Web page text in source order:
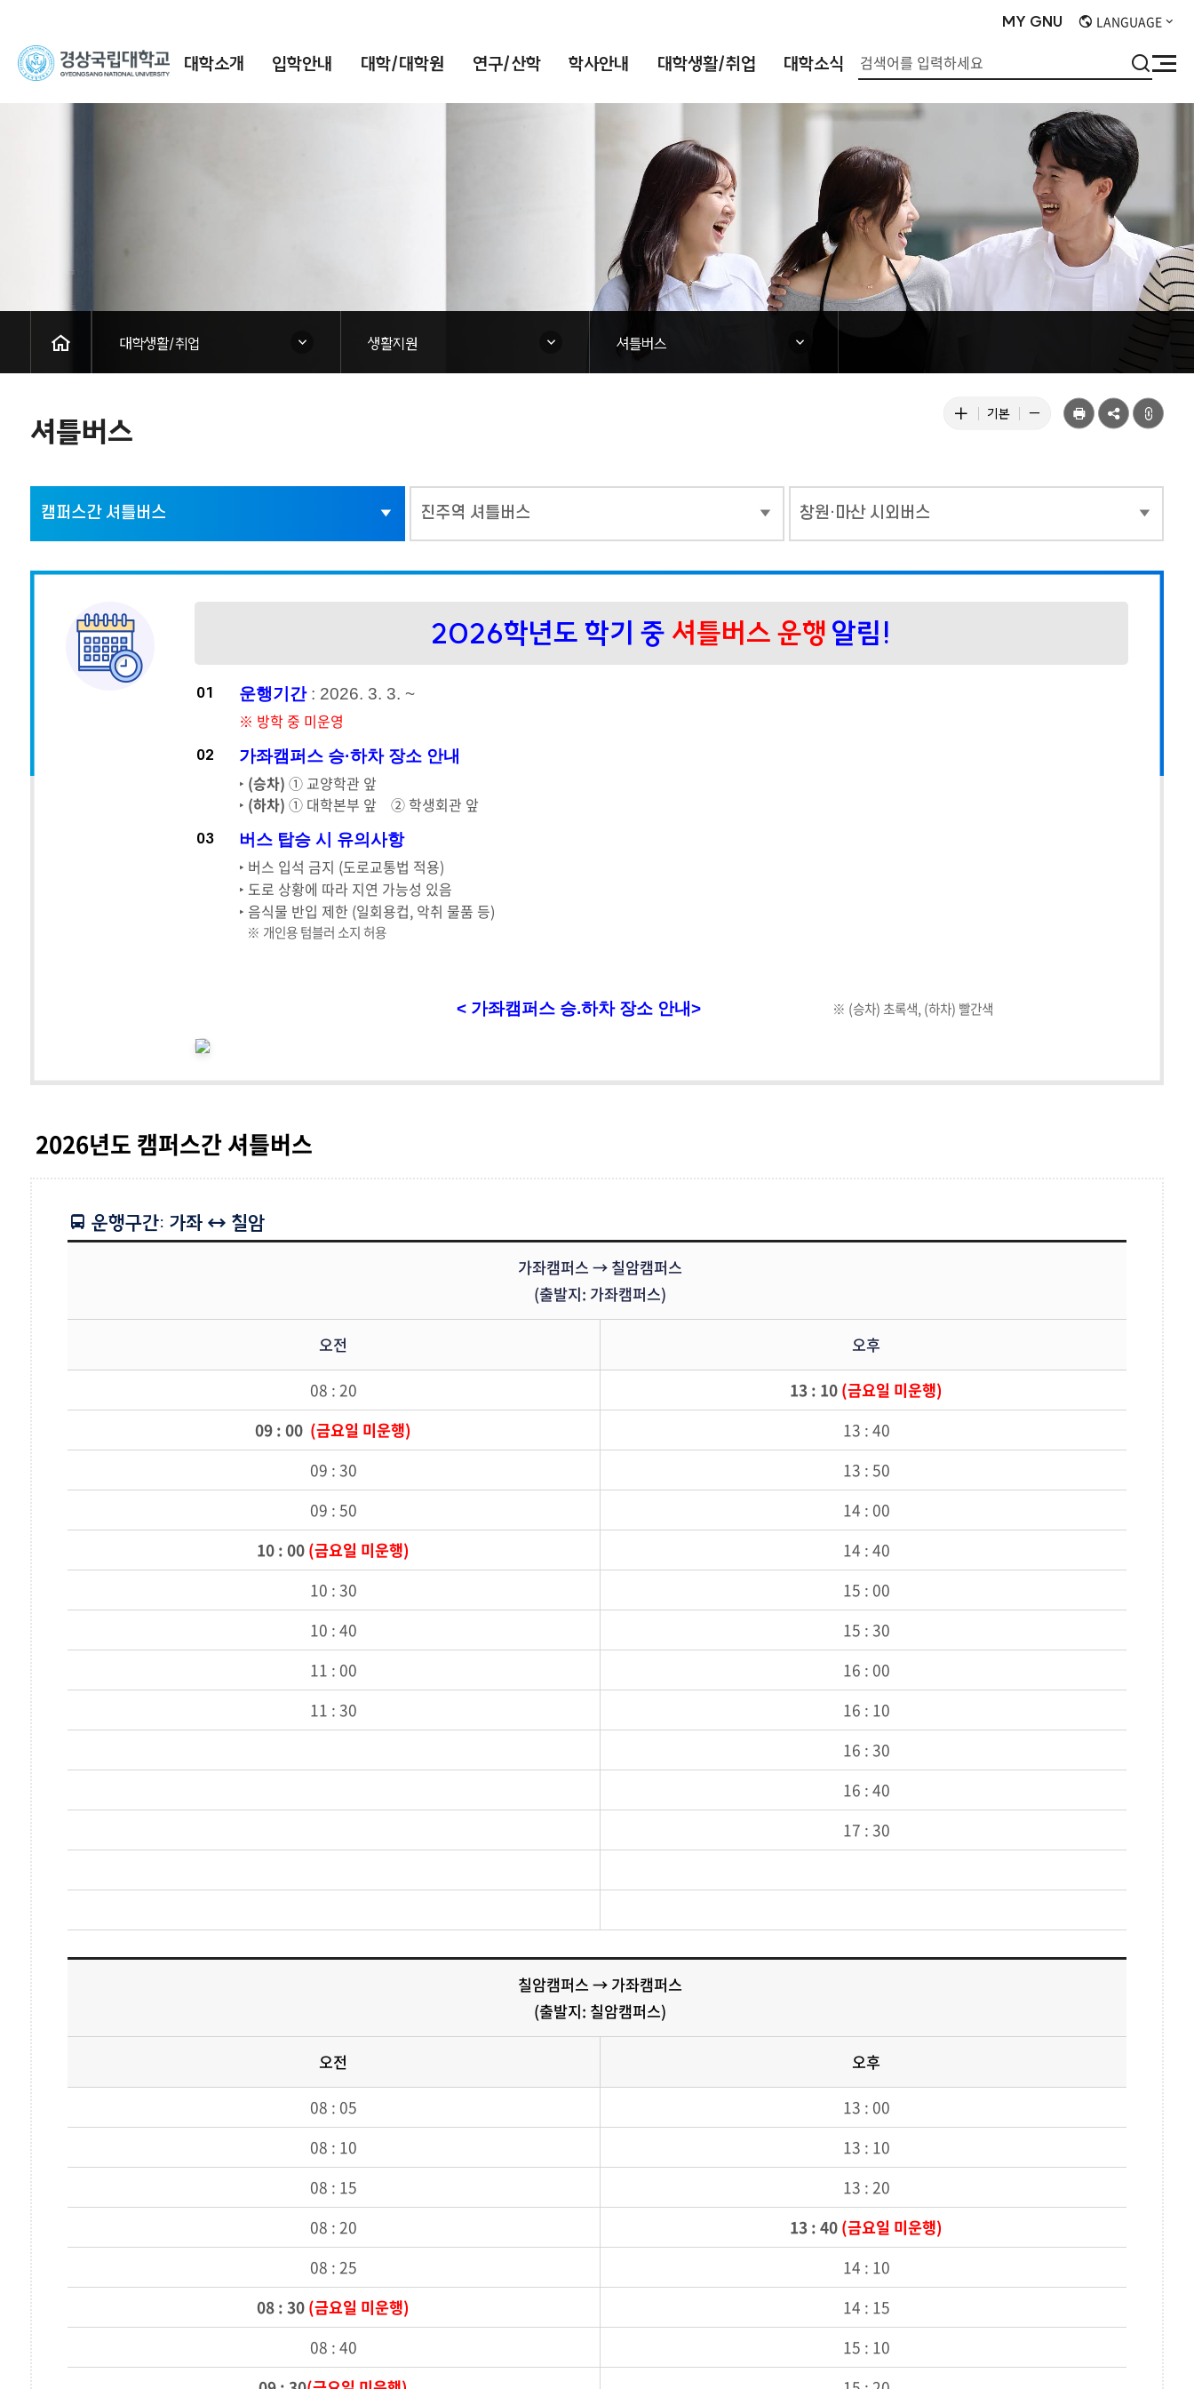
MY GNU LANGUAGE
경
교
대학소개 입학안내 대학/대학원 연구/산학 학사안내 대학생활/취업 대학소식
검사
대학생활/취업
닫힘
대학생활/취업 닫힘
생활지원 닫힘
셔틀버스
셔틀버스
텍
기
키
우
기본텍
기
기
본
기
줄
이
공
캠퍼스간 셔틀버스 진주역 셔틀버스 창원·마산 시외버스
2026학년도 학기 중 셔틀버스 운행 알림!
01 운행기간 : 2026. 3. 3. ~
※ 방학 중 미운영
02 가좌캠퍼스 승·하차 장소 안내
‣ (승차) ① 교양학관 앞
‣ (하차) ① 대학본부 앞 ② 학생회관 앞
03 버스 탑승 시 유의사항
‣ 버스 입석 금지 (도로교통법 적용)
‣ 도로 상황에 따라 지연 가능성 있음
‣ 음식물 반입 제한 (일회용컵, 악취 물품 등)
※ 개인용 텀블러 소지 허용
< 가좌캠퍼스 승.하차 장소 안내> ※ (승차) 초록색, (하차) 빨간색
2026년도 캠퍼스간 셔틀버스
운행구간: 가좌 ↔ 칠암
가좌캠퍼스 → 칠암캠퍼스
(출발지: 가좌캠퍼스)
오전
오후
08 : 20
13 : 10(금요일 미운행)
09 : 00 (금요일 미운행)
13 : 40
09 : 30
13 : 50
09 : 50
14 : 00
10 : 00(금요일 미운행)
14 : 40
10 : 30
15 : 00
10 : 40
15 : 30
11 : 00
16 : 00
11 : 30
16 : 10
16 : 30
16 : 40
17 : 30
칠암캠퍼스 → 가좌캠퍼스
(출발지: 칠암캠퍼스)
오전
오후
08 : 05
13 : 00
08 : 10
13 : 10
08 : 15
13 : 20
08 : 20
13 : 40(금요일 미운행)
08 : 25
14 : 10
08 : 30(금요일 미운행)
14 : 15
08 : 40
15 : 10